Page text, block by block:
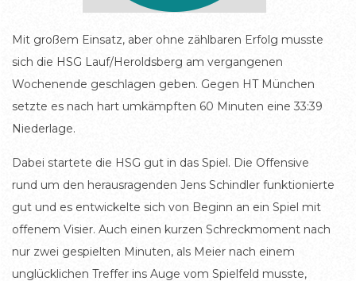
Mit großem Einsatz, aber ohne zählbaren Erfolg musste
sich die HSG Lauf/Heroldsberg am vergangenen
Wochenende geschlagen geben. Gegen HT München
setzte es nach hart umkämpften 60 Minuten eine 33:39
Niederlage.
Dabei startete die HSG gut in das Spiel. Die Offensive
rund um den herausragenden Jens Schindler funktionierte
gut und es entwickelte sich von Beginn an ein Spiel mit
offenem Visier. Auch einen kurzen Schreckmoment nach
nur zwei gespielten Minuten, als Meier nach einem
unglücklichen Treffer ins Auge vom Spielfeld musste,